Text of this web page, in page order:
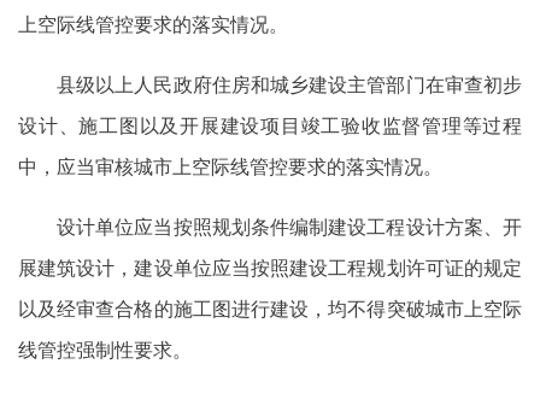
上空际线管控要求的落实情况。
县级以上人民政府住房和城乡建设主管部门在审查初步
设计、施工图以及开展建设项目竣工验收监督管理等过程
中，应当审核城市上空际线管控要求的落实情况。
设计单位应当按照规划条件编制建设工程设计方案、开
展建筑设计，建设单位应当按照建设工程规划许可证的规定
以及经审查合格的施工图进行建设，均不得突破城市上空际
线管控强制性要求。